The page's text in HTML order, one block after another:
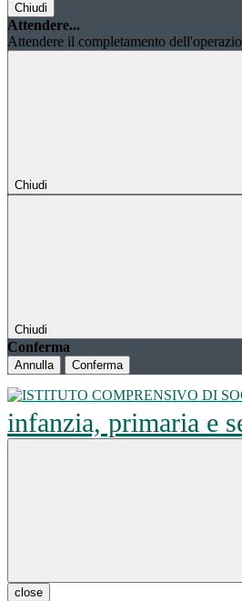
Chiudi
Attendere...
Attendere il completamento
Chiudi
Chiudi
Conferma
Annulla Conferma
infanzia, primaria e
close